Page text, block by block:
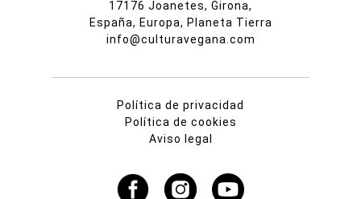
17176 Joanetes, Girona,
España, Europa, Planeta Tierra
info@culturavegana.com
Política de privacidad
Política de cookies
Aviso legal